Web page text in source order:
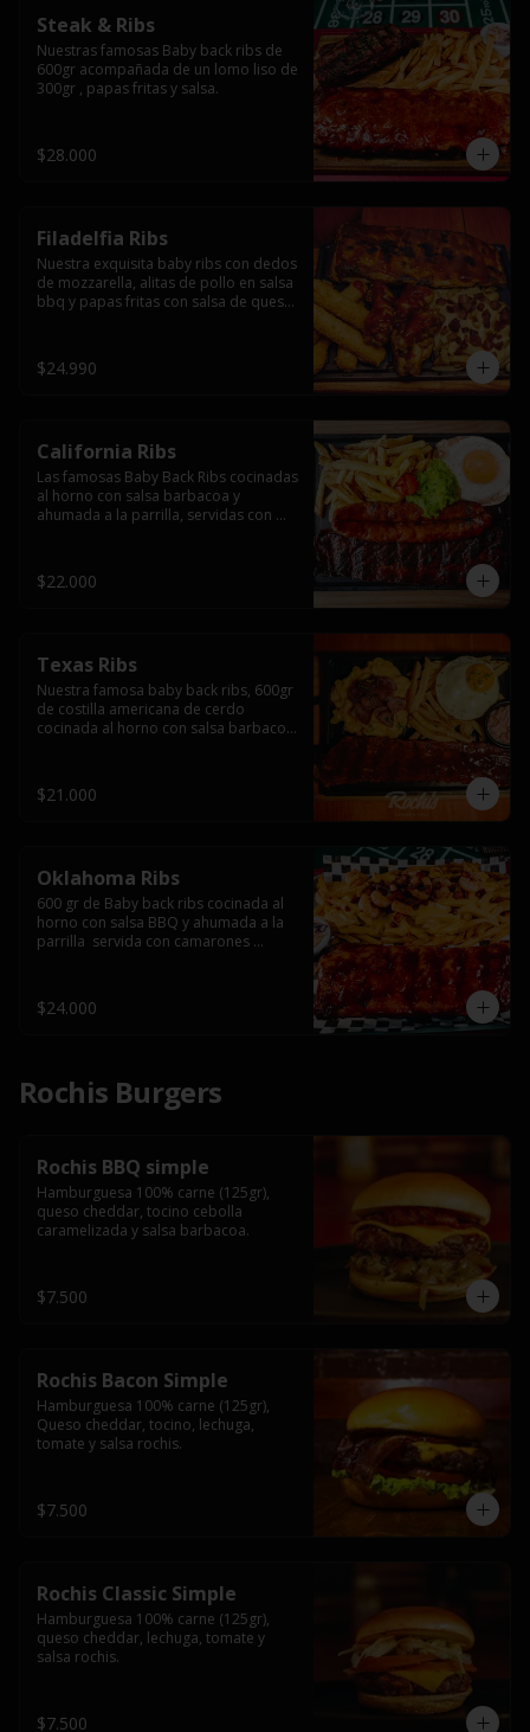
Steak & Ribs
Nuestras famosas Baby back ribs de
600gr acompañada de un lomo liso de
300gr , papas fritas y salsa.
$28.000
Filadelfia Ribs
Nuestra exquisita baby ribs con dedos
de mozzarella, alitas de pollo en salsa
bbq y papas fritas con salsa de queso
$24.990
California Ribs
Las famosas Baby Back Ribs cocinadas
al horno con salsa barbacoa y
ahumada a la parrilla, servidas con
$22.000
Texas Ribs
Nuestra famosa baby back ribs, 600gr
de costilla americana de cerdo
cocinada al horno con salsa barbacoa
tocino ahumado laminado, papas
fritas  y un huevo frito.
$21.000
Oklahoma Ribs
600 gr de Baby back ribs cocinada al
horno con salsa BBQ y ahumada a la
parrilla  servida con camarones
$24.000
Rochis Burgers
Rochis BBQ simple
Hamburguesa 100% carne (125gr),
queso cheddar, tocino cebolla
caramelizada y salsa barbacoa.
$7.500
Rochis Bacon Simple
Hamburguesa 100% carne (125gr),
Queso cheddar, tocino, lechuga,
tomate y salsa rochis.
$7.500
Rochis Classic Simple
Hamburguesa 100% carne (125gr),
queso cheddar, lechuga, tomate y
salsa rochis.
$7.500